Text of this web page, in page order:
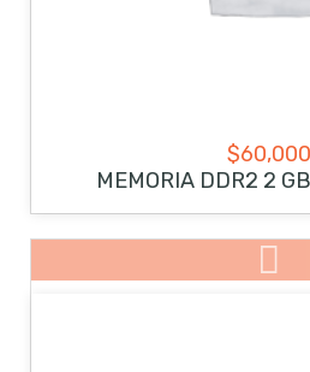
$60,000
MEMORIA DDR2 2